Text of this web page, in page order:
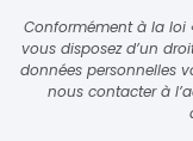
Conformément à la loi
vous disposez d’un
données personnelles
nous contacter à